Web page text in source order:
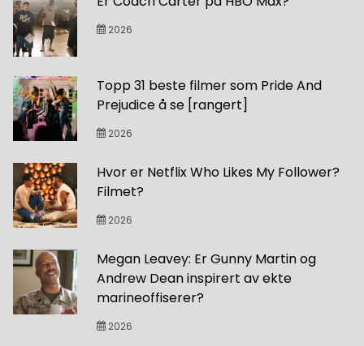
2026
Topp 31 beste filmer som Pride And
Prejudice å se [rangert]
2026
Hvor er Netflix Who Likes My Follower?
Filmet?
2026
Megan Leavey: Er Gunny Martin og
Andrew Dean inspirert av ekte
marineoffiserer?
2026